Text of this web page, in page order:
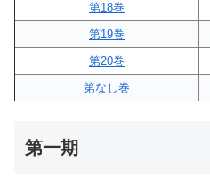
第18巻
第19巻
第20巻
第なし巻
第一期